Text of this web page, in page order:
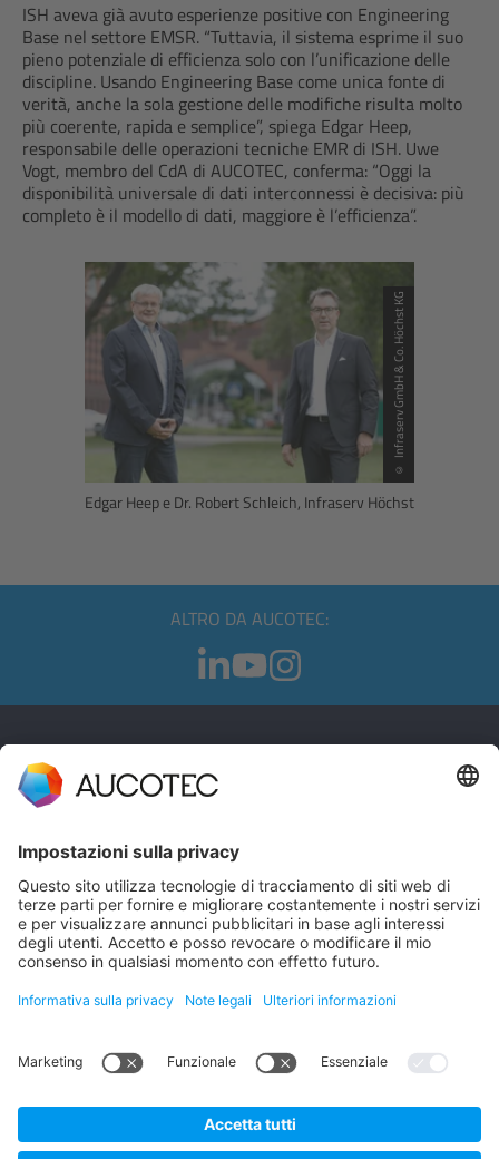
ISH aveva già avuto esperienze positive con Engineering
Base nel settore EMSR. “Tuttavia, il sistema esprime il suo
pieno potenziale di efficienza solo con l’unificazione delle
discipline. Usando Engineering Base come unica fonte di
verità, anche la sola gestione delle modifiche risulta molto
più coerente, rapida e semplice”, spiega Edgar Heep,
responsabile delle operazioni tecniche EMR di ISH. Uwe
Vogt, membro del CdA di AUCOTEC, conferma: “Oggi la
disponibilità universale di dati interconnessi è decisiva: più
completo è il modello di dati, maggiore è l’efficienza”.
© Infraserv GmbH & Co. Höchst KG
Edgar Heep e Dr. Robert Schleich, Infraserv Höchst
ALTRO DA AUCOTEC:
CONTATTI
Telefono +49 511 6103 0
AUCOTEC AG
30916 Isernhagen
Protezione dei dati